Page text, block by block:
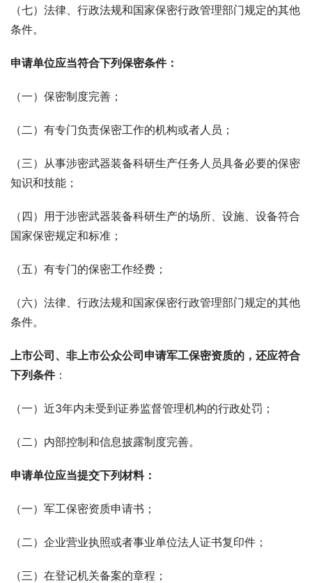
（七）法律、行政法规和国家保密行政管理部门规定的其他
条件。
申请单位应当符合下列保密条件：
（一）保密制度完善；
（二）有专门负责保密工作的机构或者人员；
（三）从事涉密武器装备科研生产任务人员具备必要的保密
知识和技能；
（四）用于涉密武器装备科研生产的场所、设施、设备符合
国家保密规定和标准；
（五）有专门的保密工作经费；
（六）法律、行政法规和国家保密行政管理部门规定的其他
条件。
上市公司、非上市公众公司申请军工保密资质的，还应符合
下列条件：
（一）近3年内未受到证券监督管理机构的行政处罚；
（二）内部控制和信息披露制度完善。
申请单位应当提交下列材料：
（一）军工保密资质申请书；
（二）企业营业执照或者事业单位法人证书复印件；
（三）在登记机关备案的章程；